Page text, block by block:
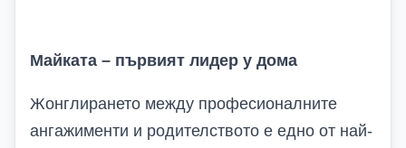
Майката – първият лидер у дома
Жонглирането между професионалните
ангажименти и родителството е едно от най-